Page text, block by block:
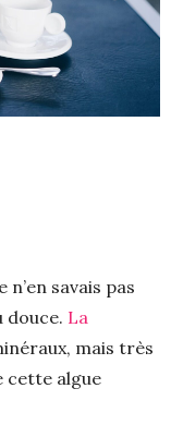
savais pas
douce. La
mais très
cette algue